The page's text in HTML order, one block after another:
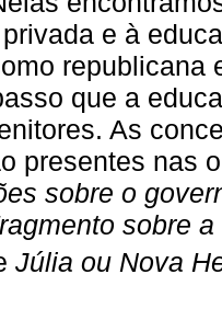
e à
republicana
que a
As
presentes nas
sobre o
sobre
Júlia ou Nova